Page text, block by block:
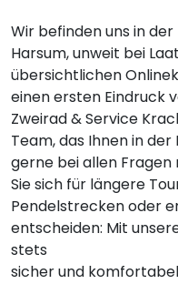
Wir befinden uns in der
Harsum, unweit bei
übersichtlichen
einen ersten Eindruck
Zweirad & Service
Team, das Ihnen in
gerne bei allen Fragen
Sie sich für längere
Pendelstrecken oder
entscheiden: Mit
stets
sicher und